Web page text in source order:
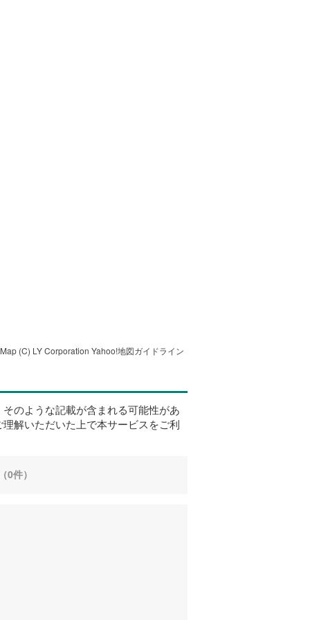
(C) LY Corporation Yahoo!地図ガイドライン
のような記載が含まれる可能性があ
解いただいた上で本サービスをご利
0件）